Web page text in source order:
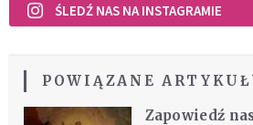
ŚLEDŹ NAS NA INSTAGRAMIE
POWIĄZANE
Zapowiedź